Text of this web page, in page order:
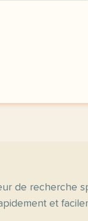
de recherche
et